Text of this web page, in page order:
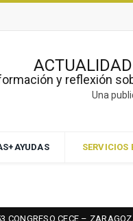
y reflexión
Una
SERVICIOS
CONGRESO CECE –